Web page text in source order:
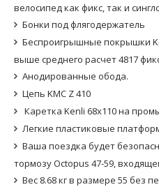
велосипед как фикс, так и
Бонки под флягодержатель
Беспроигрышные покрышки
выше среднего расчет 4817
Анодированные обода.
Цепь KMC Z 410
Каретка Kenli 68x110 на
Легкие пластиковые
Ваша поездка будет
тормозу Octopus 47-59,
Вес 8.68 кг в размере 55 без